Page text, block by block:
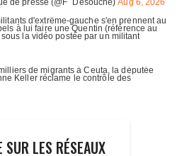
SUR LES RÉSEAUX